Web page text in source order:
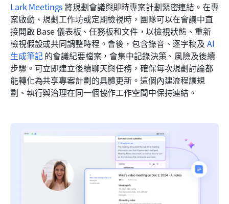
Lark Meetings 將規劃會議與即時專案計劃緊密連結。在專
案啟動、規劃工作坊或定期檢視時，團隊可以在會議中直
接開啟 Base 儀表板、任務板和文件，以檢視狀態、重新
檢視假設或共同調整時程。會後，包含錄音、逐字稿及 AI
生成筆記 的會議紀要檔案，會集中記錄決策、風險及後續
步驟。可立即建立後續聊天與任務，確保每次規劃討論都
能轉化為共享專案計劃的具體更新。這個內建流程讓規
劃、執行與治理在同一個協作工作空間中保持連結。